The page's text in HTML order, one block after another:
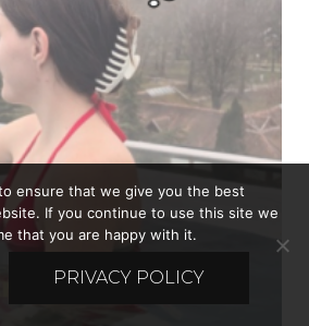
ensure that we give you the best
If you continue to use this site we
that you are happy with it.
PRIVACY POLICY